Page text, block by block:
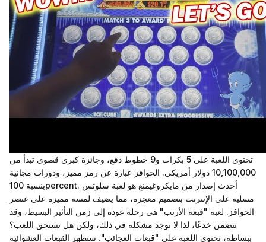
تحتوي اللعبة على 5 بكرات و9 خطوط دفع، وجائزة كبرى قصوى تبدأ من
10,100,000 دولار أمريكي. الحوافز عبارة عن رمز مميز، ودورات مجانية
بنسبة 100percent. أحدث إصدار من مايكروغيمنغ هو لعبة سلوتس
مسلية على الإنترنت بتصميم معجزة، مما يضيف لمسة مميزة على عنصر
الحوافز. لعبة "قبعة الأرنب" هي رحلة عودة إلى زمن التأثير البسيط، وقد
تتضمن خدعًا، لذا لا توجد مشكلة في ذلك، ولكن هل تستحق اللعب؟
ببساطة، تحتوي اللعبة على "قبعات العجائب". ستظهر القبعات العشوائية